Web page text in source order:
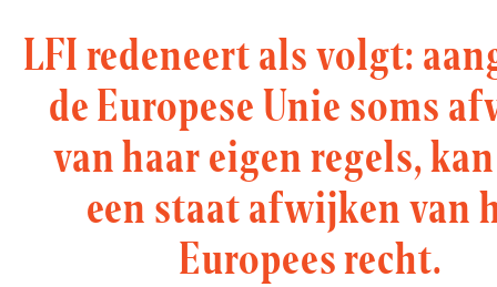
LFI redeneert als volgt:
de Europese Unie soms
van haar eigen regels,
een staat afwijken van
Europees recht.